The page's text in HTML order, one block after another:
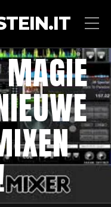
MAGIE